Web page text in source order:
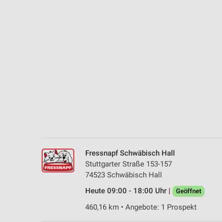
Fressnapf Schwäbisch Hall
Stuttgarter Straße 153-157
74523 Schwäbisch Hall
Heute 09:00 - 18:00 Uhr |
Geöffnet
460,16 km • Angebote: 1 Prospekt
Notwendig